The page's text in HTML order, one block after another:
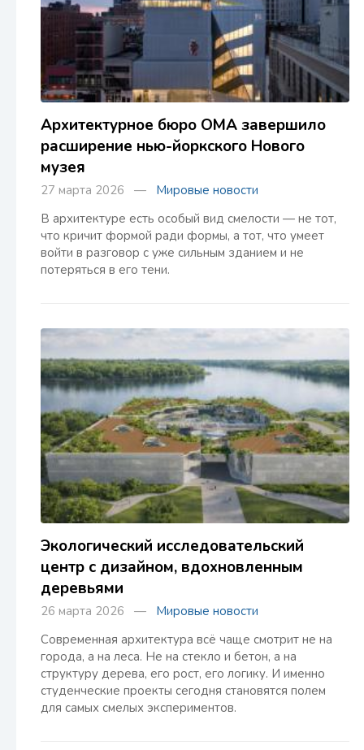
Архитектурное бюро OMA завершило
расширение нью-йоркского Нового
музея
27 марта 2026 — Мировые новости
В архитектуре есть особый вид смелости — не тот,
что кричит формой ради формы, а тот, что умеет
войти в разговор с уже сильным зданием и не
потеряться в его тени.
Экологический исследовательский
центр с дизайном, вдохновленным
деревьями
26 марта 2026 — Мировые новости
Современная архитектура всё чаще смотрит не на
города, а на леса. Не на стекло и бетон, а на
структуру дерева, его рост, его логику. И именно
студенческие проекты сегодня становятся полем
для самых смелых экспериментов.